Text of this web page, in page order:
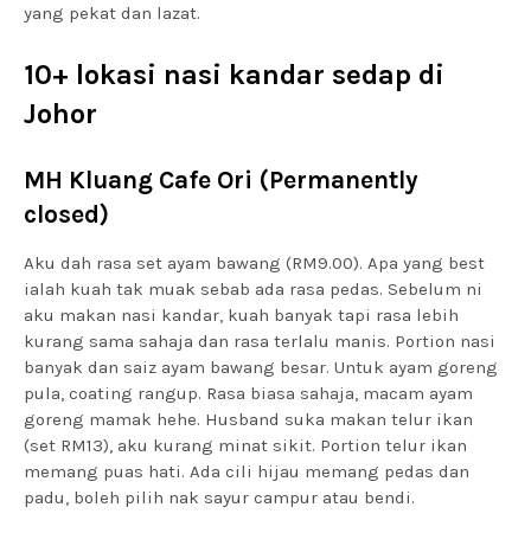
yang pekat dan lazat.
10+ lokasi nasi kandar sedap di
Johor
MH Kluang Cafe Ori (Permanently
closed)
Aku dah rasa set ayam bawang (RM9.00). Apa yang best
ialah kuah tak muak sebab ada rasa pedas. Sebelum ni
aku makan nasi kandar, kuah banyak tapi rasa lebih
kurang sama sahaja dan rasa terlalu manis. Portion nasi
banyak dan saiz ayam bawang besar. Untuk ayam goreng
pula, coating rangup. Rasa biasa sahaja, macam ayam
goreng mamak hehe. Husband suka makan telur ikan
(set RM13), aku kurang minat sikit. Portion telur ikan
memang puas hati. Ada cili hijau memang pedas dan
padu, boleh pilih nak sayur campur atau bendi.